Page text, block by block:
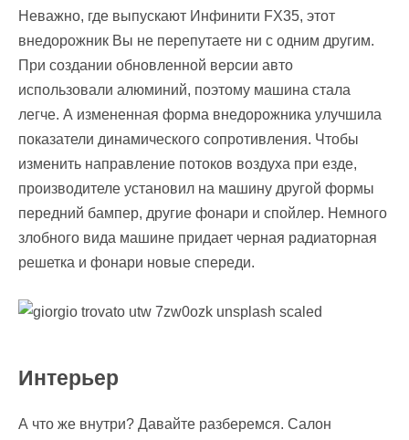
Неважно, где выпускают Инфинити FX35, этот
внедорожник Вы не перепутаете ни с одним другим.
При создании обновленной версии авто
использовали алюминий, поэтому машина стала
легче. А измененная форма внедорожника улучшила
показатели динамического сопротивления. Чтобы
изменить направление потоков воздуха при езде,
производителе установил на машину другой формы
передний бампер, другие фонари и спойлер. Немного
злобного вида машине придает черная радиаторная
решетка и фонари новые спереди.
Интерьер
А что же внутри? Давайте разберемся. Салон